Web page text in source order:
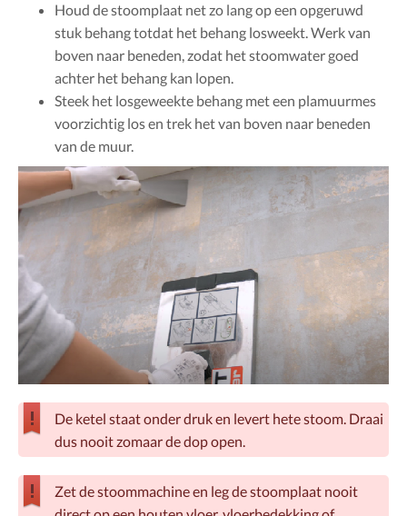
Houd de stoomplaat net zo lang op een opgeruwd
stuk behang totdat het behang losweekt. Werk van
boven naar beneden, zodat het stoomwater goed
achter het behang kan lopen.
Steek het losgeweekte behang met een plamuurmes
voorzichtig los en trek het van boven naar beneden
van de muur.
De ketel staat onder druk en levert hete stoom. Draai
dus nooit zomaar de dop open.
Zet de stoommachine en leg de stoomplaat nooit